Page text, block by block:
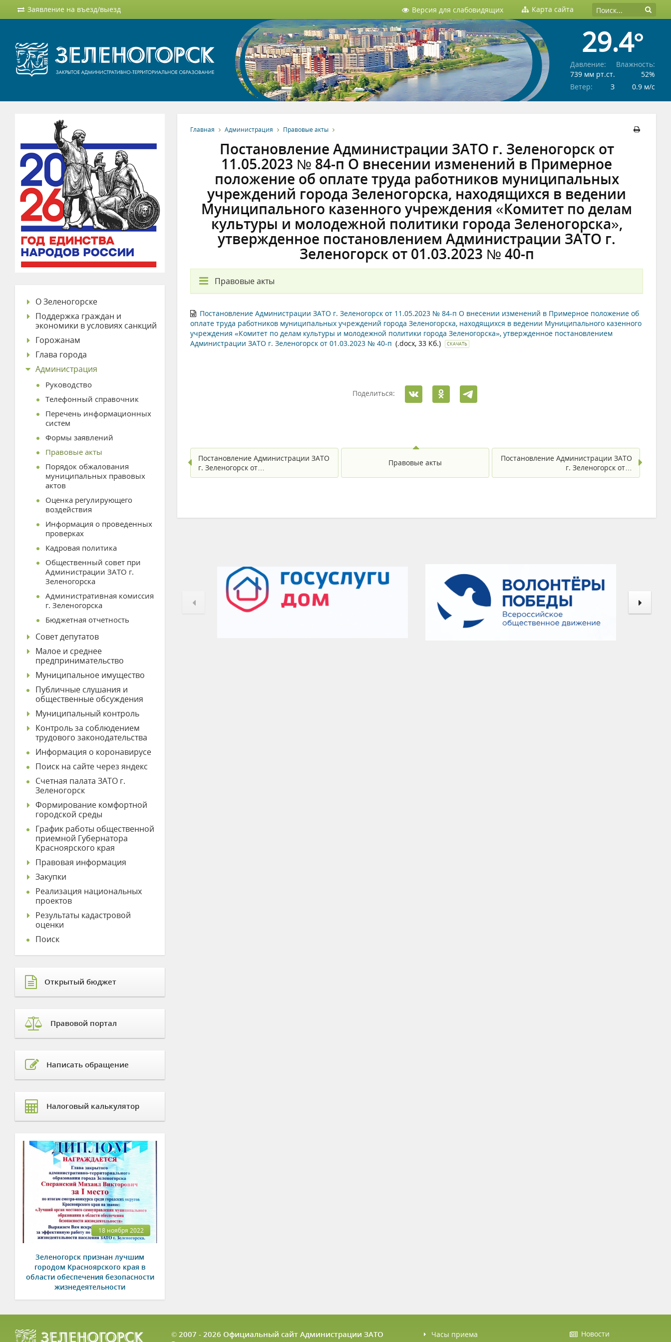
Заявление на въезд/выезд Версия для слабовидящих Карта сайта
29.4°
Давление:
739 мм рт.ст.
Влажность:
52%
Ветер:
З 0.9 м/c
Главная Администрация Правовые акты
Постановление Администрации ЗАТО г. Зеленогорск от
11.05.2023 № 84-п О внесении изменений в Примерное
положение об оплате труда работников муниципальных
учреждений города Зеленогорска, находящихся в ведении
Муниципального казенного учреждения «Комитет по делам
культуры и молодежной политики города Зеленогорска»,
утвержденное постановлением Администрации ЗАТО г.
Зеленогорск от 01.03.2023 № 40-п
Правовые акты
Постановление Администрации ЗАТО г. Зеленогорск от 11.05.2023 № 84-п О внесении изменений в Примерное положение об
оплате труда работников муниципальных учреждений города Зеленогорска, находящихся в ведении Муниципального казенного
учреждения «Комитет по делам культуры и молодежной политики города Зеленогорска», утвержденное постановлением
Администрации ЗАТО г. Зеленогорск от 01.03.2023 № 40-п (.docx, 33 Кб.) СКАЧАТЬ
Поделиться:
Постановление Администрации ЗАТО
г. Зеленогорск от…
Правовые акты
Постановление Администрации ЗАТО
г. Зеленогорск от…
О Зеленогорске
Поддержка граждан и
экономики в условиях санкций
Горожанам
Глава города
Администрация
Руководство
Телефонный справочник
Перечень информационных
систем
Формы заявлений
Правовые акты
Порядок обжалования
муниципальных правовых
актов
Оценка регулирующего
воздействия
Информация о проведенных
проверках
Кадровая политика
Общественный совет при
Администрации ЗАТО г.
Зеленогорска
Административная комиссия
г. Зеленогорска
Бюджетная отчетность
Совет депутатов
Малое и среднее
предпринимательство
Муниципальное имущество
Публичные слушания и
общественные обсуждения
Муниципальный контроль
Контроль за соблюдением
трудового законодательства
Информация о коронавирусе
Поиск на сайте через яндекс
Счетная палата ЗАТО г.
Зеленогорск
Формирование комфортной
городской среды
График работы общественной
приемной Губернатора
Красноярского края
Правовая информация
Закупки
Реализация национальных
проектов
Результаты кадастровой
оценки
Поиск
Открытый бюджет
Правовой портал
Написать обращение
Налоговый калькулятор
18 ноября 2022
Зеленогорск признан лучшим
городом Красноярского края в
области обеспечения безопасности
жизнедеятельности
© 2007 - 2026 Официальный сайт Администрации ЗАТО
Часы приема Новости